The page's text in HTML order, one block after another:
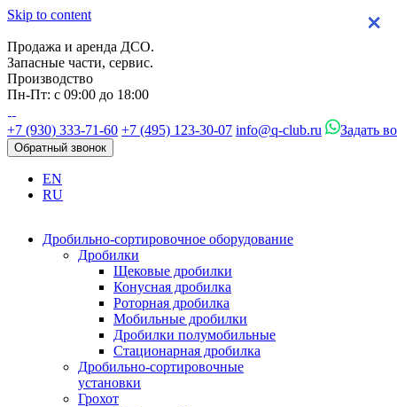
Skip to content
Продажа и аренда ДСО.
Запасные части, сервис.
Производство
Пн-Пт: с 09:00 до 18:00
+7 (930) 333-71-60 +7 (495) 123-30-07 info@q-club.ru Задать
Обратный звонок
EN
RU
Дробильно-сортировочное оборудование
Дробилки
Щековые дробилки
Конусная дробилка
Роторная дробилка
Мобильные дробилки
Дробилки полумобильные
Стационарная дробилка
Дробильно-сортировочные
установки
Грохот
×
×
×
×